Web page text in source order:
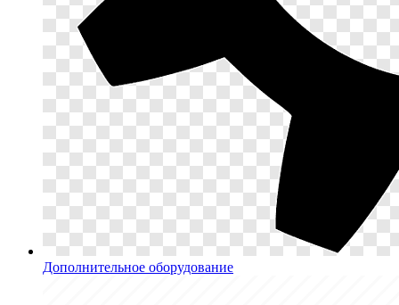
Дополнительное оборудование